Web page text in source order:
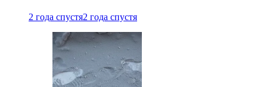
2 года спустя2 года спустя